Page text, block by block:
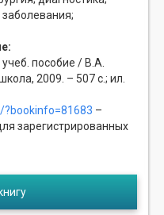
заболевания;
пособие / В.А.
2009. – 507 с.; ил.
–
зарегистрированных